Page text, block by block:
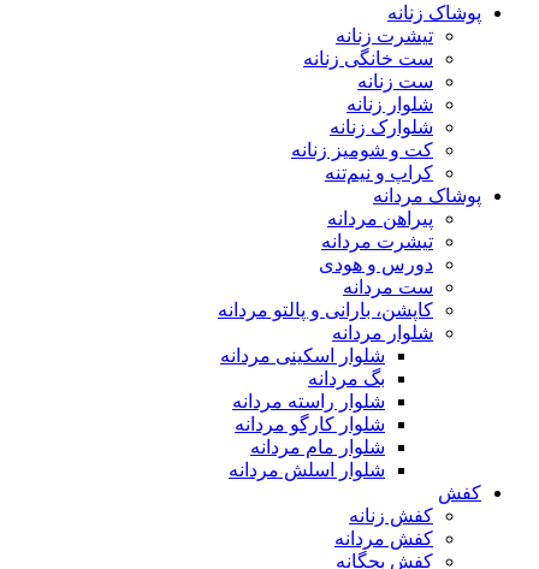
پوشاک زنانه
تیشرت زنانه
ست خانگی زنانه
ست زنانه
شلوار زنانه
شلوارک زنانه
کت و شومیز زنانه
کراپ و نیم‌تنه
پوشاک مردانه
پیراهن مردانه
تیشرت مردانه
دورس و هودی
ست مردانه
کاپشن، بارانی و پالتو مردانه
شلوار مردانه
شلوار اسکینی مردانه
بگ مردانه
شلوار راسته مردانه
شلوار کارگو مردانه
شلوار مام مردانه
شلوار اسلش مردانه
کفش
کفش زنانه
کفش مردانه
کفش بچگانه